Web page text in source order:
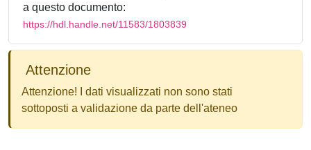
a questo documento:
https://hdl.handle.net/11583/1803839
Attenzione
Attenzione! I dati visualizzati non sono stati
sottoposti a validazione da parte dell'ateneo